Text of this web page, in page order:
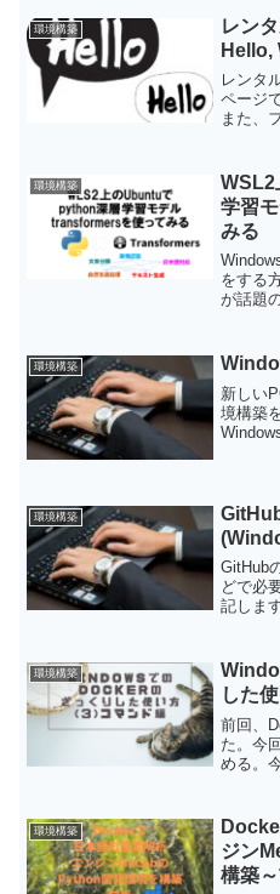
毎に対
決まっ
ってい
ん。こ
のイン
みます
環境構築
レン
Hello,
レンタ
ページ
また、
構成と
ルの準
ァイル
認。
環境構築
学習
みる
をする
が話題
構築か
環境構築
新しい
境構築
でサポ
す。
環境構築
GitHub
どで必
記します
環境構築
した
前回、
た。今
める。
いただ
環境構築
ジン
構築